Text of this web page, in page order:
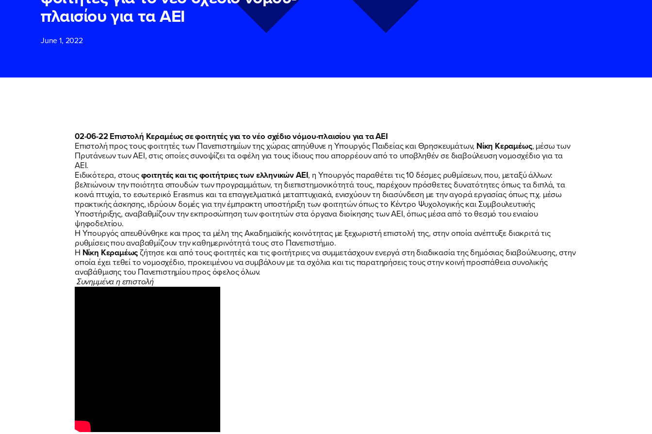
ΠΟΙΑ ΕΙΜΑΙ
ΕΡΓΟ
ΕΚΔΗΛΩΣΕΙΣ
πλαισίου για τα ΑΕΙ
June 1, 2022
02-06-22 Επιστολή Κεραμέως σε φοιτητές για το νέο σχέδιο νόμου-πλαισίου για τα ΑΕΙ
Επιστολή προς τους φοιτητές των Πανεπιστημίων της χώρας απηύθυνε η Υπουργός Παιδείας και Θρησκευμάτων, Νίκη Κεραμέως, μέσω των
Πρυτάνεων των ΑΕΙ, στις οποίες συνοψίζει τα οφέλη για τους ίδιους που απορρέουν από το υποβληθέν σε διαβούλευση νομοσχέδιο για τα
ΑΕΙ.
Ειδικότερα, στουςφοιτητές και τις φοιτήτριες των ελληνικών ΑΕΙ, η Υπουργός παραθέτει τις 10 δέσμες ρυθμίσεων, που, μεταξύ άλλων:
βελτιώνουν την ποιότητα σπουδών των προγραμμάτων, τη διεπιστημονικότητά τους, παρέχουν πρόσθετες δυνατότητες όπως τα διπλά, τα
κοινά πτυχία, το εσωτερικό Erasmus και τα επαγγελματικά μεταπτυχιακά, ενισχύουν τη διασύνδεση με την αγορά εργασίας όπως π.χ. μέσω
πρακτικής άσκησης, ιδρύουν δομές για την έμπρακτη υποστήριξη των φοιτητών όπως το Κέντρο Ψυχολογικής και Συμβουλευτικής
Υποστήριξης, αναβαθμίζουν την εκπροσώπηση των φοιτητών στα όργανα διοίκησης των ΑΕΙ, όπως μέσα από το θεσμό του ενιαίου
ψηφοδελτίου.
Η Υπουργός απευθύνθηκε και προς τα μέλη της Ακαδημαϊκής κοινότητας με ξεχωριστή επιστολή της, στην οποία ανέπτυξε διακριτά τις
ρυθμίσεις που αναβαθμίζουν την καθημερινότητά τους στο Πανεπιστήμιο.
Η Νίκη Κεραμέωςζήτησε και από τους φοιτητές και τις φοιτήτριες να συμμετάσχουν ενεργά στη διαδικασία της δημόσιας διαβούλευσης, στην
οποία έχει τεθεί το νομοσχέδιο, προκειμένου να συμβάλουν με τα σχόλια και τις παρατηρήσεις τους στην κοινή προσπάθεια συνολικής
αναβάθμισης του Πανεπιστημίου προς όφελος όλων.
Συνημμένα η επιστολή
Αποδέχομαι τηνΠολιτική Προστασίας Προσωπικών Δεδομένωνκαι τους τουςΌρους Χρήσηςτου
δικτυακού τόπου του Πολιτικού Γραφείου της Βουλευτού Νίκης Κεραμέως
ΥΠΟΒΟΛΗ
Αποδέχομαι τηνΠολιτική Προστασίας Προσωπικών Δεδομένωνκαι τους τουςΌρους Χρήσηςτου
δικτυακού τόπου του Πολιτικού Γραφείου της Βουλευτού Νίκης Κεραμέως
ΥΠΟΒΟΛΗ